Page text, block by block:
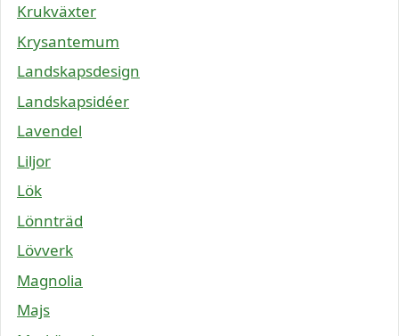
Krukväxter
Krysantemum
Landskapsdesign
Landskapsidéer
Lavendel
Liljor
Lök
Lönnträd
Lövverk
Magnolia
Majs